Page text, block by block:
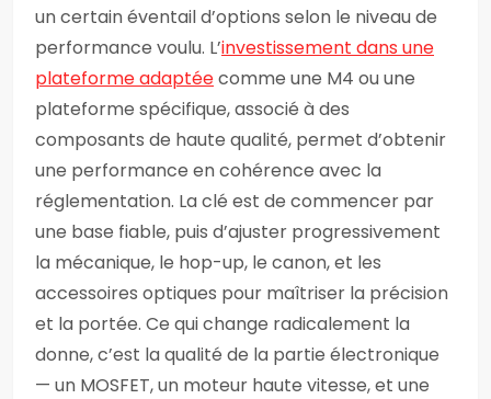
un certain éventail d’options selon le niveau de
performance voulu. L’investissement dans une
plateforme adaptéecomme une M4 ou une
plateforme spécifique, associé à des
composants de haute qualité, permet d’obtenir
une performance en cohérence avec la
réglementation. La clé est de commencer par
une base fiable, puis d’ajuster progressivement
la mécanique, le hop-up, le canon, et les
accessoires optiques pour maîtriser la précision
et la portée. Ce qui change radicalement la
donne, c’est la qualité de la partie électronique
— un MOSFET, un moteur haute vitesse, et une